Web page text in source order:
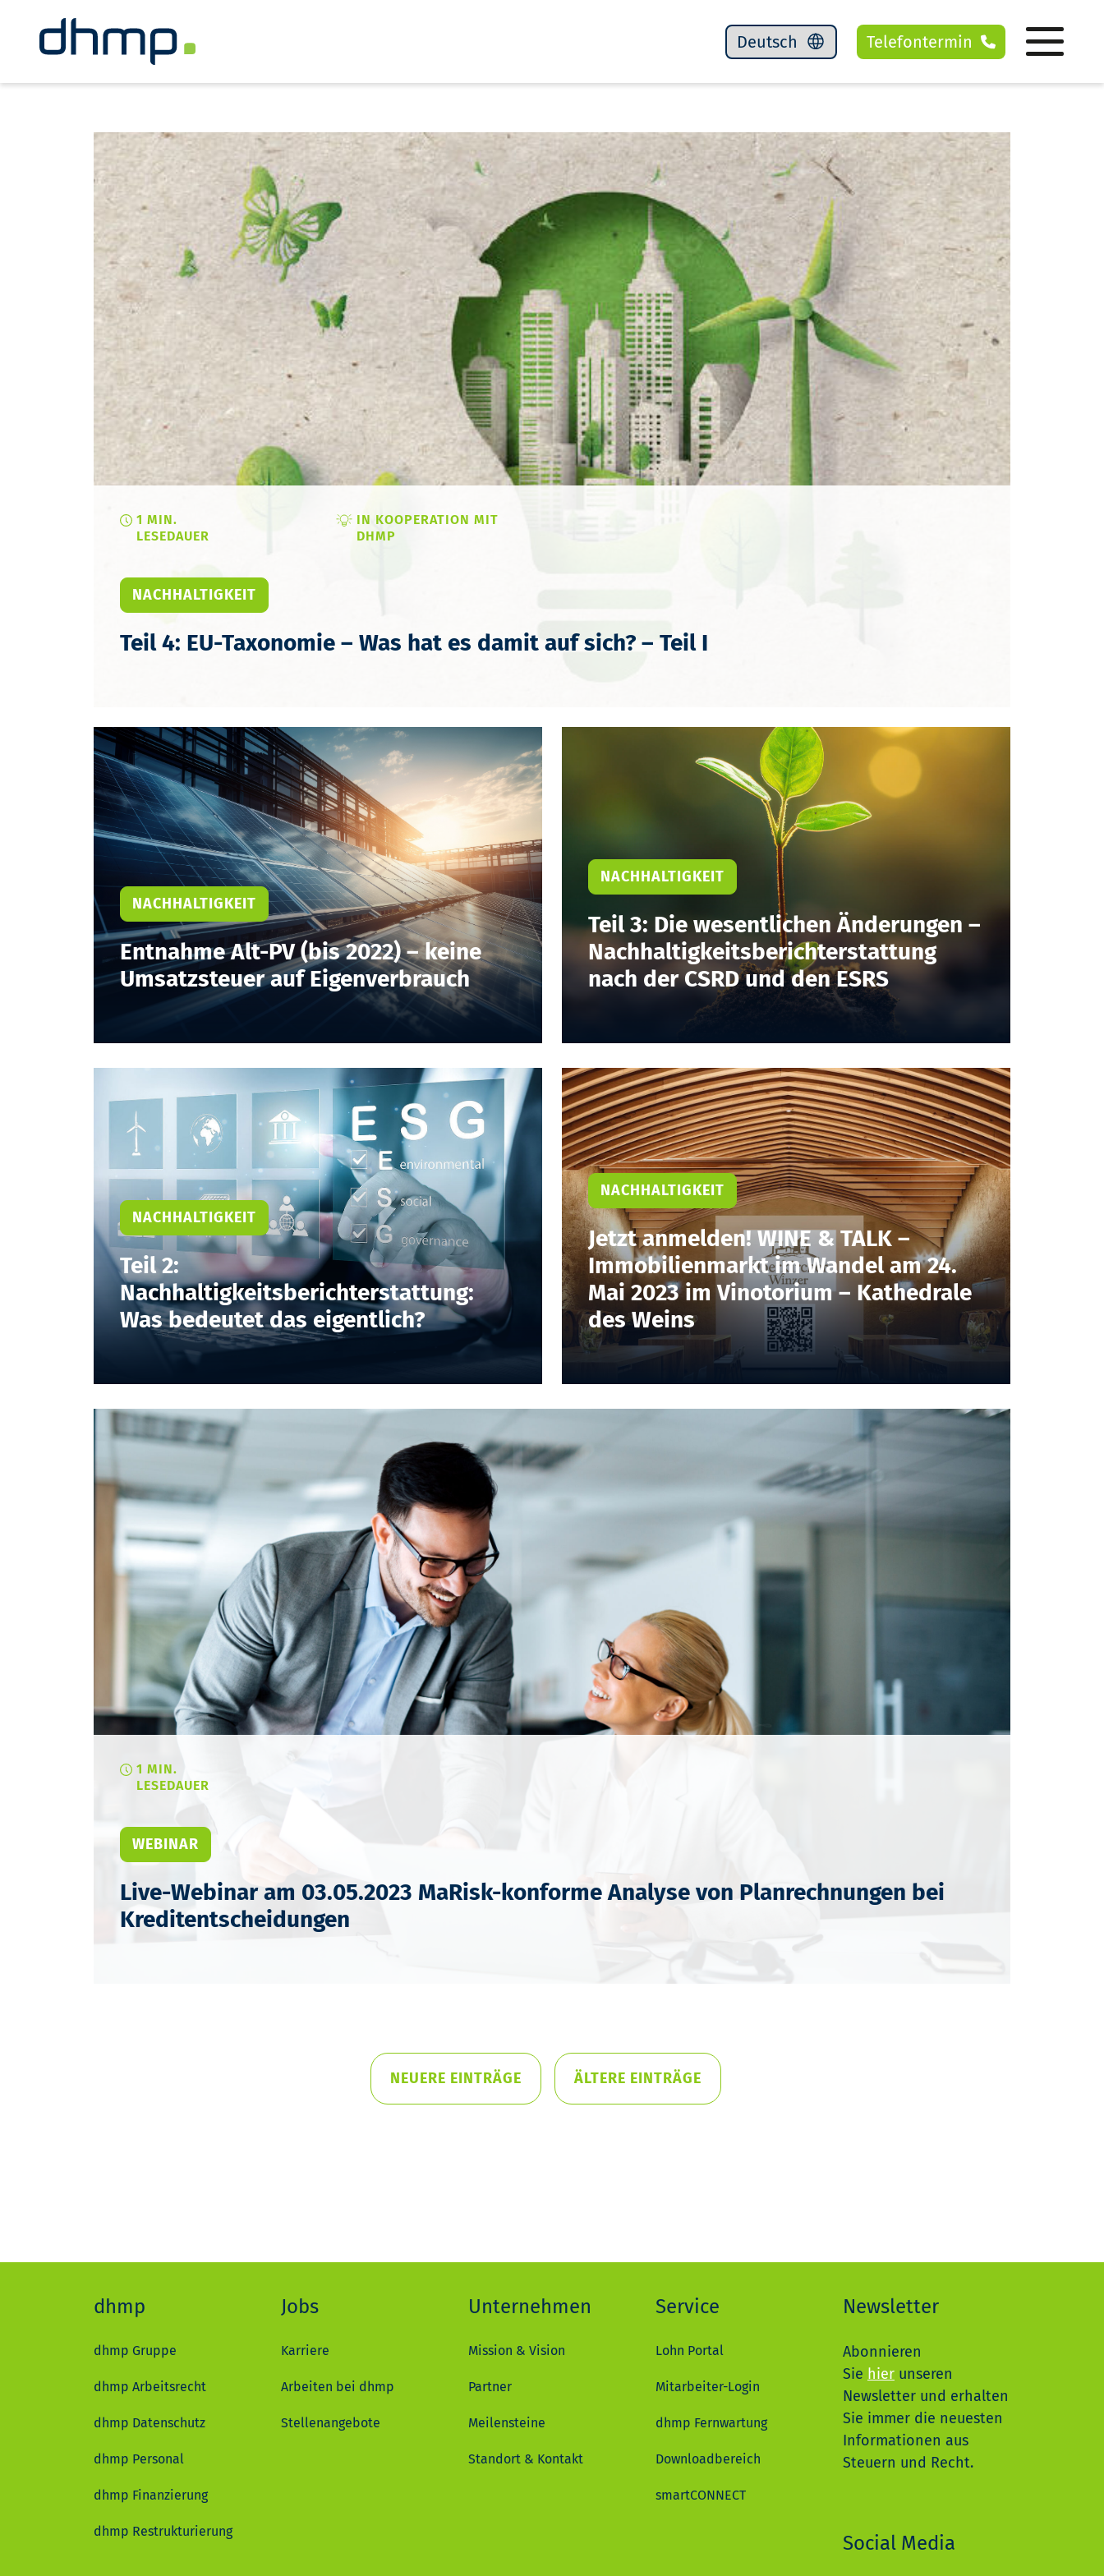
Telefontermin
1 MIN.
LESEDAUER
IN KOOPERATION MIT
DHMP
NACHHALTIGKEIT
Teil 4: EU-Taxonomie – Was hat es damit auf sich? – Teil I
NACHHALTIGKEIT
Entnahme Alt-PV (bis 2022) – keine
Umsatzsteuer auf Eigenverbrauch
NACHHALTIGKEIT
Teil 3: Die wesentlichen Änderungen –
Nachhaltigkeitsberichterstattung
nach der CSRD und den ESRS
NACHHALTIGKEIT
Teil 2:
Nachhaltigkeitsberichterstattung:
Was bedeutet das eigentlich?
NACHHALTIGKEIT
Jetzt anmelden! WINE & TALK –
Immobilienmarkt im Wandel am 24.
Mai 2023 im Vinotorium – Kathedrale
des Weins
1 MIN.
LESEDAUER
WEBINAR
Live-Webinar am 03.05.2023 MaRisk-konforme Analyse von Planrechnungen bei
Kreditentscheidungen
NEUERE EINTRÄGE ÄLTERE EINTRÄGE
dhmp
dhmp Gruppe
dhmp Arbeitsrecht
dhmp Datenschutz
dhmp Personal
dhmp Finanzierung
dhmp Restrukturierung
Jobs
Karriere
Arbeiten bei dhmp
Stellenangebote
Unternehmen
Mission & Vision
Partner
Meilensteine
Standort & Kontakt
Service
Lohn Portal
Mitarbeiter-Login
dhmp Fernwartung
Downloadbereich
smartCONNECT
Newsletter
Abonnieren
Sie hier unseren
Newsletter und erhalten
Sie immer die neuesten
Informationen aus
Steuern und Recht.
Social Media